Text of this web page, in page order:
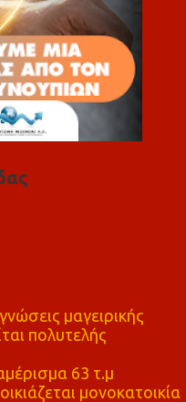
μαγειρικής
πολυτελής
63 τ.μ
μονοκατοικία